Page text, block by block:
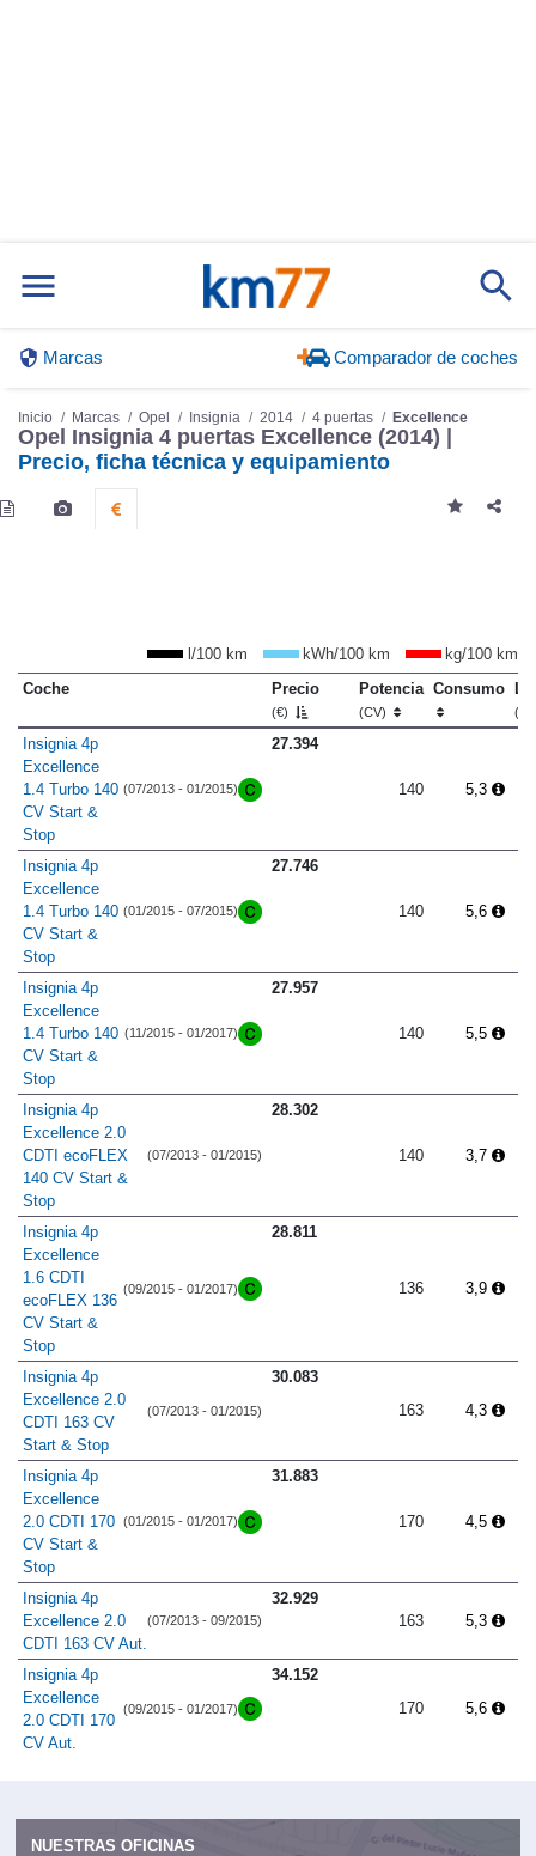
Marcas Comparador de coches
Inicio Marcas Opel Insignia 2014 4 puertas Excellence
Opel Insignia 4 puertas Excellence (2014) |
Precio, ficha técnica y equipamiento
l/100 km kWh/100 km
kg/100 km
Coche
Precio
(€)
Potencia
(CV)
Consumo
Insignia 4p
Excellence
1.4 Turbo 140
CV Start &
Stop
(07/2013 - 01/2015)
27.394
140 5,3
Insignia 4p
Excellence
1.4 Turbo 140
CV Start &
Stop
(01/2015 - 07/2015)
27.746
140 5,6
Insignia 4p
Excellence
1.4 Turbo 140
CV Start &
Stop
(11/2015 - 01/2017)
27.957
140 5,5
Insignia 4p
Excellence 2.0
CDTI ecoFLEX
140 CV Start &
Stop
(07/2013 - 01/2015)
28.302
140 3,7
Insignia 4p
Excellence
1.6 CDTI
ecoFLEX 136
CV Start &
Stop
(09/2015 - 01/2017)
28.811
136 3,9
Insignia 4p
Excellence 2.0
CDTI 163 CV
Start & Stop
(07/2013 - 01/2015)
30.083
163
4,3
Insignia 4p
Excellence
2.0 CDTI 170
CV Start &
Stop
(01/2015 - 01/2017)
31.883
170 4,5
Insignia 4p
Excellence 2.0
CDTI 163 CV Aut.
(07/2013 - 09/2015)
32.929
163
5,3
Insignia 4p
Excellence
2.0 CDTI 170
CV Aut.
(09/2015 - 01/2017)
34.152
170
5,6
NUESTRAS OFICINAS